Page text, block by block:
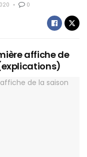
0
affiche de